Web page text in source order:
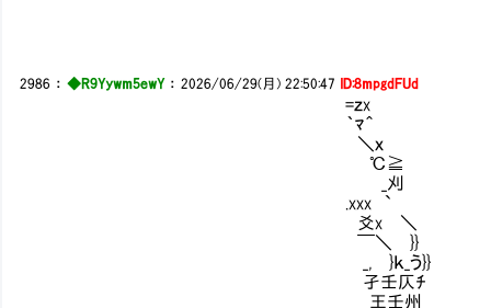
2986 ：◆R9Yywm5ewY：2026/06/29(月) 22:50:47 ID:8mpgdFUd
=ｚx ｀圭=
｀ﾏ＾ 孑ﾐ
＼ｘ 王才'
℃≧ ℃州 ,爻
_刈 非迂ﾁ
.xxx `Ⅵ 上仄刈}
爻x ＼ さ壬Ⅳ
￣＼ }} ｜ }7 Ⅵ
_, }ｋ_う}} /
孑壬仄ﾁ
王壬州 /